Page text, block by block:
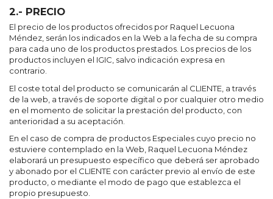
2.- PRECIO
El precio de los productos ofrecidos por Raquel Lecuona
Méndez, serán los indicados en la Web a la fecha de su compra
para cada uno de los productos prestados. Los precios de los
productos incluyen el IGIC, salvo indicación expresa en
contrario.
El coste total del producto se comunicarán al CLIENTE, a través
de la web, a través de soporte digital o por cualquier otro medio
en el momento de solicitar la prestación del producto, con
anterioridad a su aceptación.
En el caso de compra de productos Especiales cuyo precio no
estuviere contemplado en la Web, Raquel Lecuona Méndez
elaborará un presupuesto específico que deberá ser aprobado
y abonado por el CLIENTE con carácter previo al envío de este
producto, o mediante el modo de pago que establezca el
propio presupuesto.